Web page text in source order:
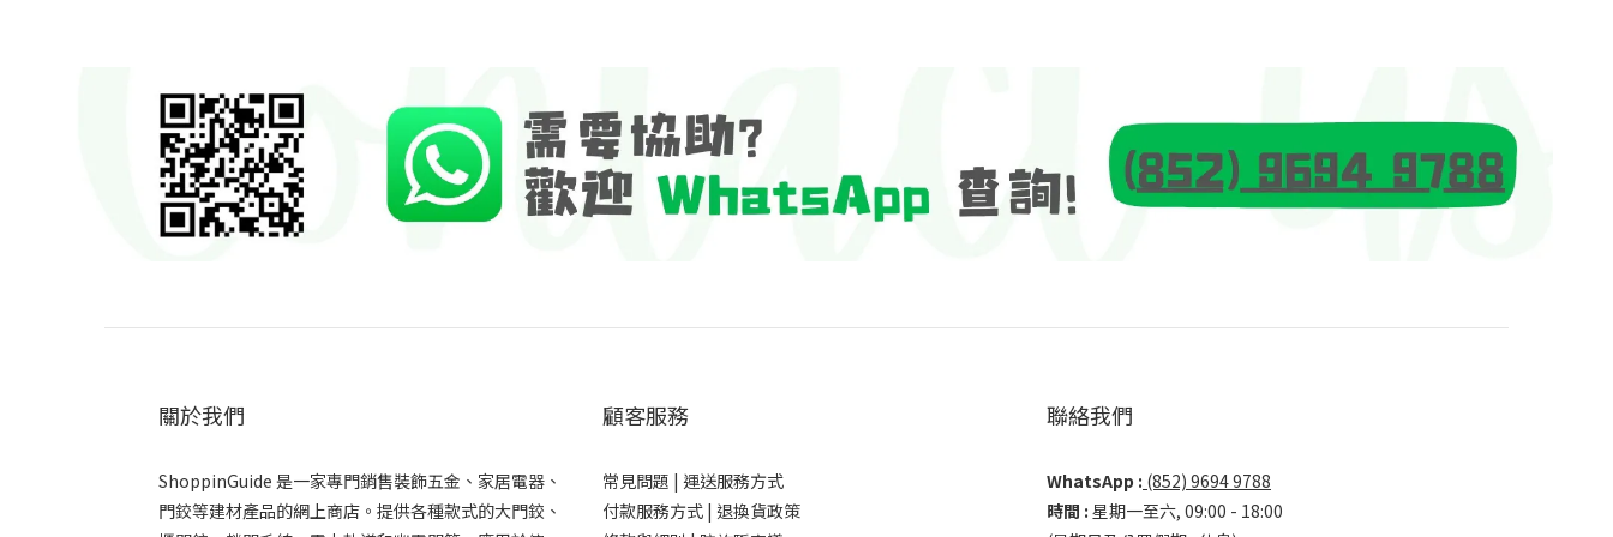
關於我們
ShoppinGuide 是一家專門銷售裝飾五金、家居電器、
門鉸等建材產品的網上商店。提供各種款式的大門鉸、
顧客服務
常見問題 | 運送服務方式
付款服務方式 | 退換貨政策
聯絡我們
WhatsApp : (852) 9694 9788
時間 : 星期一至六, 09:00 - 18:00